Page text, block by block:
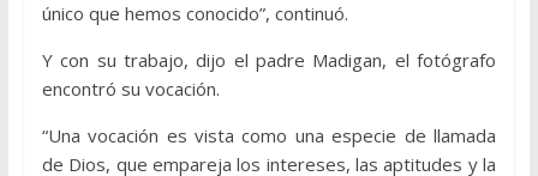
único que hemos conocido”, continuó.
Y con su trabajo, dijo el padre Madigan, el fotógrafo
encontró su vocación.
“Una vocación es vista como una especie de llamada
de Dios, que empareja los intereses, las aptitudes y la